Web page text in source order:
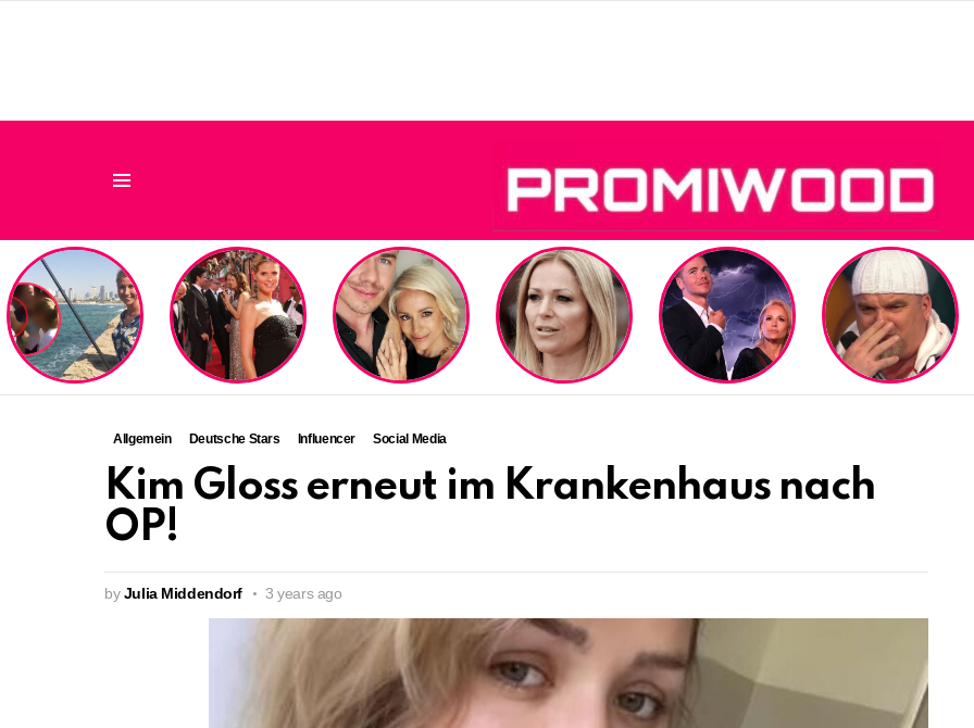
LATEST
STORIES
Allgemein Deutsche Stars Influencer Social Media
Kim Gloss erneut im Krankenhaus nach
OP!
by Julia Middendorf 3 years ago